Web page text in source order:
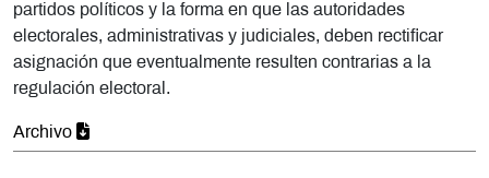
partidos políticos y la forma en que las autoridades
electorales, administrativas y judiciales, deben rectificar
asignación que eventualmente resulten contrarias a la
regulación electoral.
Archivo